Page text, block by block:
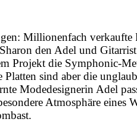
Millionenfach
den Adel und
Projekt die Symphonic-
sind aber die
Modedesignerin Adel
Atmosphäre eines